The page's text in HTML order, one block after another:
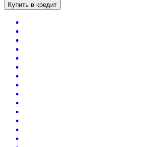
Купить в кредит